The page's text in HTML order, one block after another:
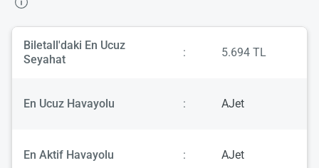
Biletall'daki En Ucuz
Seyahat
: 5.694 TL
En Ucuz Havayolu : AJet
En Aktif Havayolu : AJet